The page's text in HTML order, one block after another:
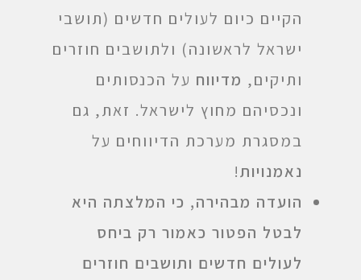
הקיים כיום לעולים חדשים (תושבי
ישראל לראשונה) ולתושבים חוזרים
ותיקים, מדיווח על הכנסותים
ונכסיהם מחוץ לישראל. זאת, גם
במסגרת מערכת הדיווחים על
נאמנויות!
הועדה מבהירה, כי המלצתה היא
לבטל הפטור כאמור רק ביחס
לעולים חדשים ותושבים חוזרים